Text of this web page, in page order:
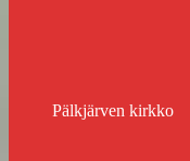
Pälkjärven kirkko